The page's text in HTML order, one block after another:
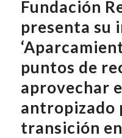
Fundación
presenta su
puntos de
aprovechar
antropizado
transición